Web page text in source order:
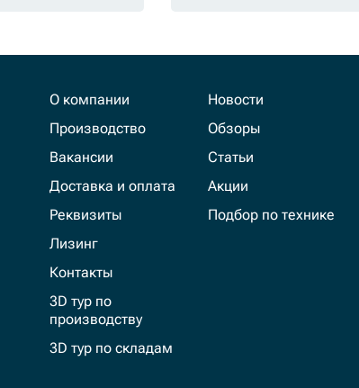
О компании
Производство
Вакансии
Доставка и оплата
Реквизиты
Лизинг
Контакты
3D тур по
производству
3D тур по складам
Новости
Обзоры
Статьи
Акции
Подбор по технике